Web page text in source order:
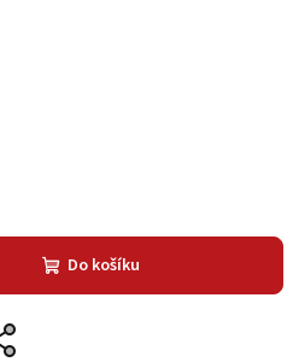
Do košíku